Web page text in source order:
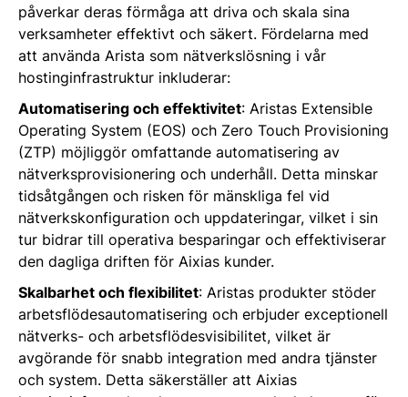
påverkar deras förmåga att driva och skala sina
verksamheter effektivt och säkert. Fördelarna med
att använda Arista som nätverkslösning i vår
hostinginfrastruktur inkluderar:
Automatisering och effektivitet: Aristas Extensible
Operating System (EOS) och Zero Touch Provisioning
(ZTP) möjliggör omfattande automatisering av
nätverksprovisionering och underhåll. Detta minskar
tidsåtgången och risken för mänskliga fel vid
nätverkskonfiguration och uppdateringar, vilket i sin
tur bidrar till operativa besparingar och effektiviserar
den dagliga driften för Aixias kunder​​​​​​.
Skalbarhet och flexibilitet: Aristas produkter stöder
arbetsflödesautomatisering och erbjuder exceptionell
nätverks- och arbetsflödesvisibilitet, vilket är
avgörande för snabb integration med andra tjänster
och system. Detta säkerställer att Aixias